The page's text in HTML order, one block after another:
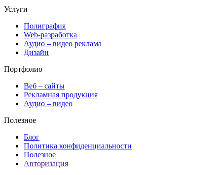
Услуги
Полиграфия
Web-разработка
Аудио – видео реклама
Дизайн
Портфолио
Веб – сайты
Рекламная продукция
Аудио – видео
Полезное
Блог
Политика конфиденциальности
Полезное
Авторизация